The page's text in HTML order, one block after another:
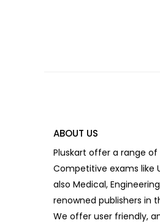
ABOUT US
Pluskart offer a range
Competitive exams like
also Medical,
renowned publishers in
We offer user friendly,